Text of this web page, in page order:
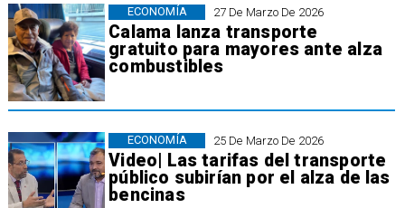
27 De Marzo De 2026
Calama lanza transporte
gratuito para mayores ante alza
combustibles
ECONOMÍA
25 De Marzo De 2026
Video| Las tarifas del transporte
público subirían por el alza de las
bencinas
ECONOMÍA